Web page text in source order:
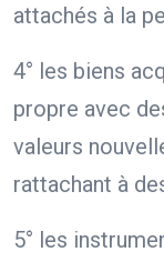
attachés à la
4° les biens
propre avec
valeurs
rattachant à
5° les